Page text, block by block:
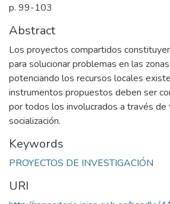
p. 99-103
Abstract
Los proyectos compartidos
para solucionar problemas en las
potenciando los recursos locales
instrumentos propuestos deben ser
por todos los involucrados a través
socialización.
Keywords
PROYECTOS DE INVESTIGACIÓN
URI